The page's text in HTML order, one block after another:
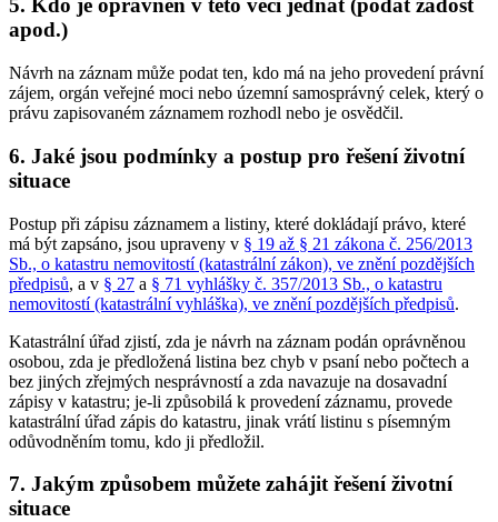
5. Kdo je oprávněn v této věci jednat (podat žádost
apod.)
Návrh na záznam může podat ten, kdo má na jeho provedení právní
zájem, orgán veřejné moci nebo územní samosprávný celek, který o
právu zapisovaném záznamem rozhodl nebo je osvědčil.
6. Jaké jsou podmínky a postup pro řešení životní
situace
Postup při zápisu záznamem a listiny, které dokládají právo, které
má být zapsáno, jsou upraveny v § 19 až § 21 zákona č. 256/2013
Sb., o katastru nemovitostí (katastrální zákon), ve znění pozdějších
předpisů, a v § 27 a § 71 vyhlášky č. 357/2013 Sb., o katastru
nemovitostí (katastrální vyhláška), ve znění pozdějších předpisů.
Katastrální úřad zjistí, zda je návrh na záznam podán oprávněnou
osobou, zda je předložená listina bez chyb v psaní nebo počtech a
bez jiných zřejmých nesprávností a zda navazuje na dosavadní
zápisy v katastru; je-li způsobilá k provedení záznamu, provede
katastrální úřad zápis do katastru, jinak vrátí listinu s písemným
odůvodněním tomu, kdo ji předložil.
7. Jakým způsobem můžete zahájit řešení životní
situace